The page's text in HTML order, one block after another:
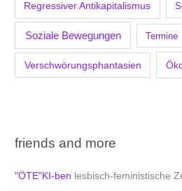
Regressiver Antikapitalismus
Soziale Bewegungen Termine
Verschwörungsphantasien
friends and more
"ÖTE"KI-ben lesbisch-feministische